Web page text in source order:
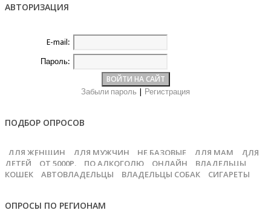
АВТОРИЗАЦИЯ
E-mail:
Пароль:
Забыли пароль Регистрация
ПОДБОР ОПРОСОВ
ДЛЯ ЖЕНЩИН ДЛЯ МУЖЧИН НЕ БАЗОВЫЕ ДЛЯ МАМ
ДЛЯ
ДЕТЕЙ
ОТ 5000Р. ПО АЛКОГОЛЮ ОНЛАЙН
ВЛАДЕЛЬЦЫ
КОШЕК
АВТОВЛАДЕЛЬЦЫ ВЛАДЕЛЬЦЫ СОБАК СИГАРЕТЫ
ОПРОСЫ ПО РЕГИОНАМ